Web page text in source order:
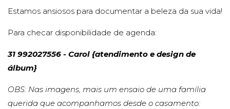
Estamos ansiosos para documentar a beleza da sua vida!
Para checar disponibilidade de agenda:
31 992027556 - Carol {atendimento e design de
álbum}
OBS: Nas imagens, mais um ensaio de uma família
querida que acompanhamos desde o casamento: